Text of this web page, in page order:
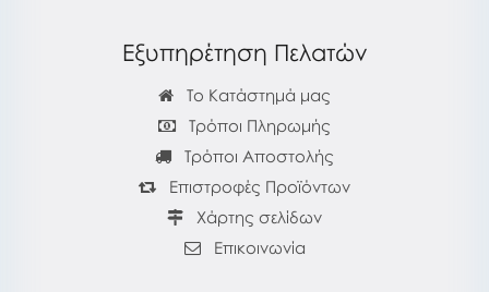
Εξυπηρέτηση Πελατών
Το Κατάστημά μας
Τρόποι Πληρωμής
Τρόποι Αποστολής
Επιστροφές Προϊόντων
Χάρτης σελίδων
Επικοινωνία